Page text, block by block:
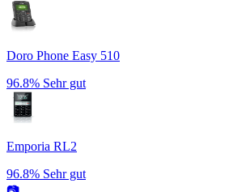
Doro Phone Easy 510
96.8% Sehr gut
Emporia RL2
96.8% Sehr gut